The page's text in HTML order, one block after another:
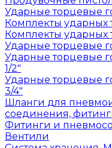
Ударные торцевые
Комплекты ударных
Комплекты ударных
Ударные торцевые
Ударные торцевые
1/2"
Ударные торцевые
3/4"
Шланги для
соединения,
Фитинги и
Вентили